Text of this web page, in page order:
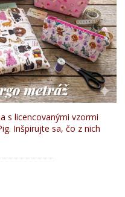
s licencovanými vzormi
Inšpirujte sa, čo z nich